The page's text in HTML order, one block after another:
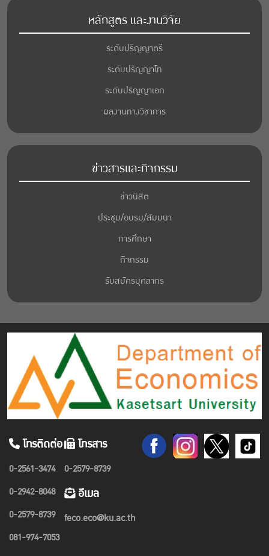
หลักสูตร และงานวิจัย
ระดับปริญญาตรี
ระดับปริญญาโท
ระดับปริญญาเอก
ผลงานทางวิชาการ
ข่าวสารและกิจกรรม
ข่าวนิสิต
ประชุม/อบรม/สัมมนา
การศึกษา
กิจกรรม
รับสมัครบุคลากร
โทรติดต่อ
0-2561-3474
0-2942-8048
0-2579-8739
081-974-7053
โทรสาร
0-2579-8739
อีเมล
feco.eco@ku.ac.th